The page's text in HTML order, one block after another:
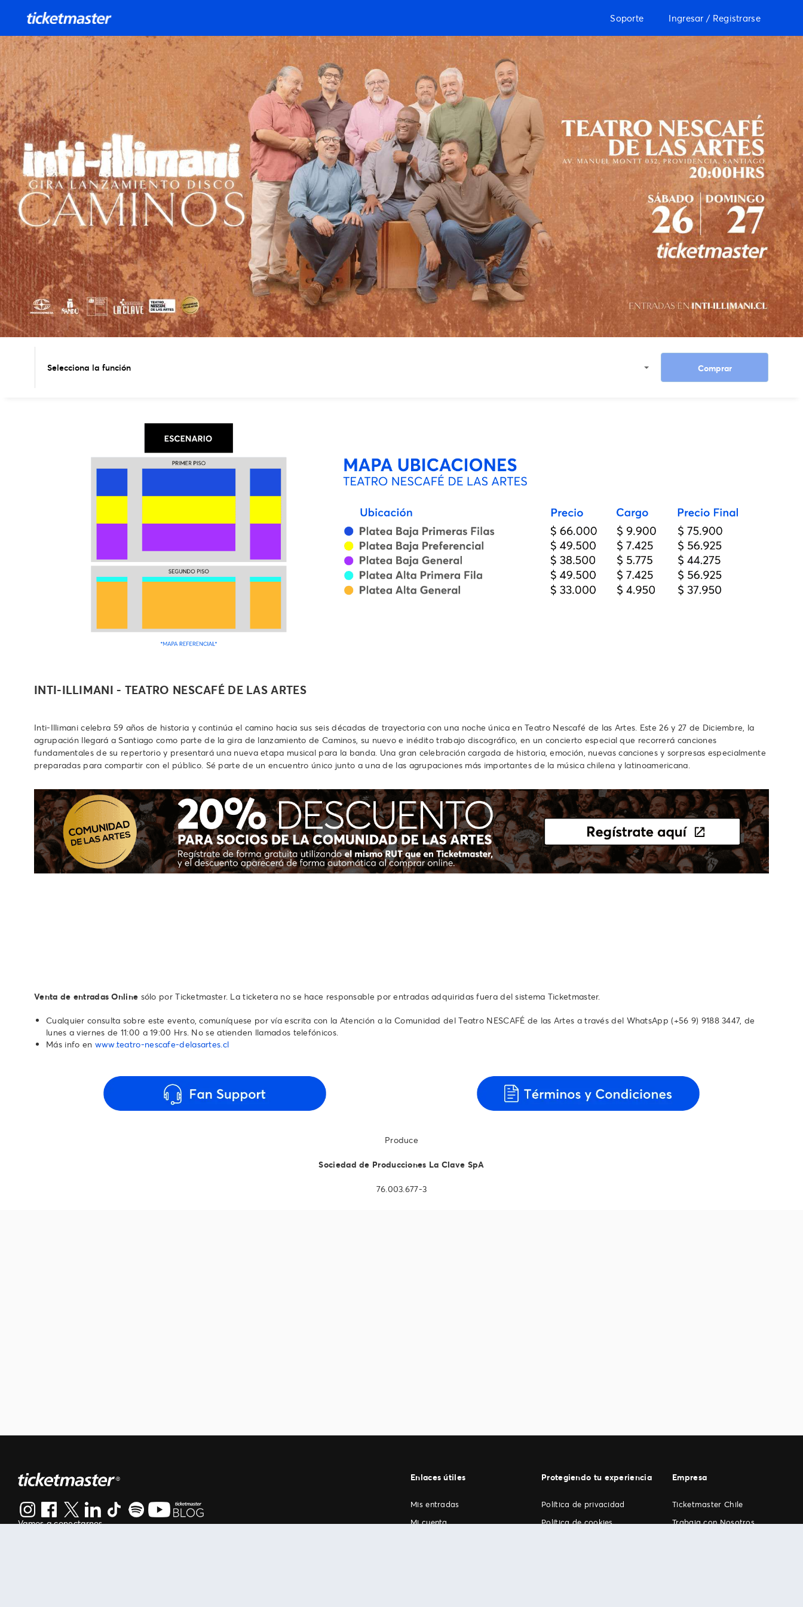
Soporte Ingresar / Registrarse
Selecciona la función Ver entradas
INTI-ILLIMANI - TEATRO NESCAFÉ DE LAS ARTES
Inti-Illimani celebra 59 años de historia y continúa el camino hacia sus seis décadas de trayectoria con una noche única en Teatro Nescafé de las Artes. Este 26 y 27 de Diciembre, la
agrupación llegará a Santiago como parte de la gira de lanzamiento de Caminos, su nuevo e inédito trabajo discográfico, en un concierto especial que recorrerá canciones
fundamentales de su repertorio y presentará una nueva etapa musical para la banda. Una gran celebración cargada de historia, emoción, nuevas canciones y sorpresas especialmente
preparadas para compartir con el público. Sé parte de un encuentro único junto a una de las agrupaciones más importantes de la música chilena y latinoamericana.
Venta de entradas Online sólo por Ticketmaster. La ticketera no se hace responsable por entradas adquiridas fuera del sistema Ticketmaster.
Cualquier consulta sobre este evento, comuníquese por vía escrita con la Atención a la Comunidad del Teatro NESCAFÉ de las Artes a través del WhatsApp ‪(+56 9) 9188 3447‬, de
lunes a viernes de 11:00 a 19:00 Hrs. No se atienden llamados telefónicos.‬‬‬‬‬‬
Más info en www.teatro-nescafe-delasartes.cl
Produce
Sociedad de Producciones La Clave SpA
76.003.677-3
Vamos a conectarnos
Enlaces útiles
Mis entradas
Mi cuenta
Protegiendo tu experiencia
Política de privacidad
Política de cookies
Empresa
Ticketmaster Chile
Trabaja con Nosotros